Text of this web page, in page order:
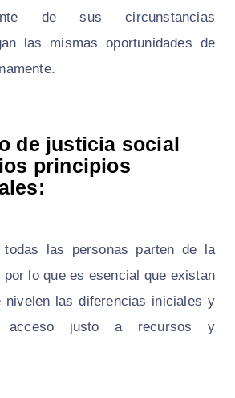
de sus circunstancias
las mismas oportunidades de
de justicia social
principios
todas las personas parten de la
lo que es esencial que existan
nivelen las diferencias iniciales y
acceso justo a recursos y